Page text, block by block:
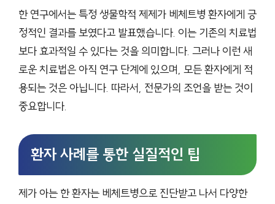
한 연구에서는 특정 생물학적 제제가 베체트병 환자에게 긍
정적인 결과를 보였다고 발표했습니다. 이는 기존의 치료법
보다 효과적일 수 있다는 것을 의미합니다. 그러나 이런 새
로운 치료법은 아직 연구 단계에 있으며, 모든 환자에게 적
용되는 것은 아닙니다. 따라서, 전문가의 조언을 받는 것이
중요합니다.
환자 사례를 통한 실질적인 팁
제가 아는 한 환자는 베체트병으로 진단받고 나서 다양한